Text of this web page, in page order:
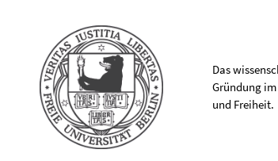
Das
Gründung
und Freiheit.